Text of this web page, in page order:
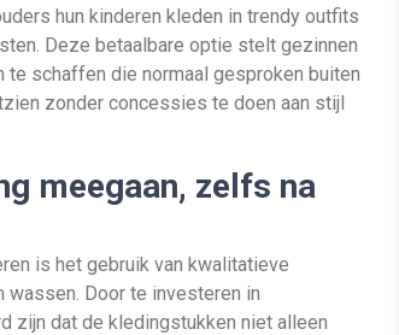
hun kinderen kleden in trendy outfits
Deze betaalbare optie stelt gezinnen
schaffen die normaal gesproken buiten
zonder concessies te doen aan stijl
meegaan, zelfs na
is het gebruik van kwalitatieve
wassen. Door te investeren in
zijn dat de kledingstukken niet alleen